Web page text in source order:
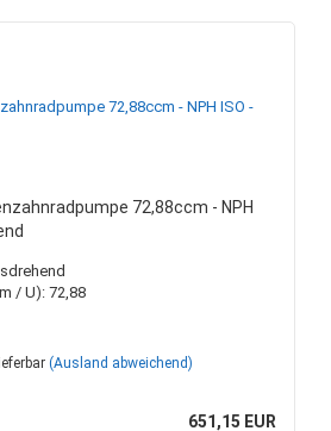
72,88ccm - NPH
/ U): 72,88
(Ausland abweichend)
651,15 EUR